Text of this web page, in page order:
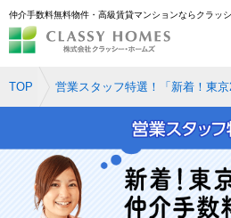
仲介手数料無料物件・高級賃貸マンションならクラッ
TOP 営業スタッフ特選！「新着！東